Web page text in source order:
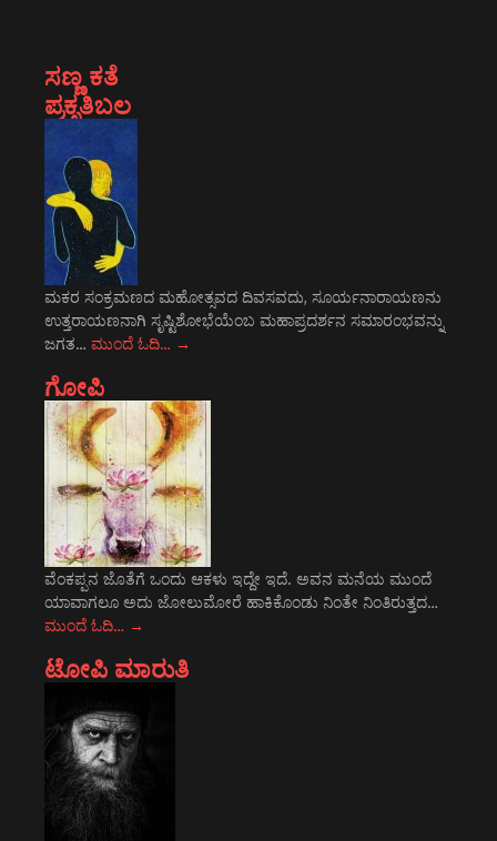
ಸಣ್ಣ ಕತೆ
ಪ್ರಕೃತಿಬಲ
ಮಕರ ಸಂಕ್ರಮಣದ ಮಹೋತ್ಸವದ ದಿವಸವದು, ಸೂರ್ಯನಾರಾಯಣನು
ಉತ್ತರಾಯಣನಾಗಿ ಸೃಷ್ಟಿಶೋಭೆಯೆಂಬ ಮಹಾಪ್ರದರ್ಶನ ಸಮಾರಂಭವನ್ನು
ಜಗತ… ಮುಂದೆ ಓದಿ… →
ಗೋಪಿ
ವೆಂಕಪ್ಪನ ಜೊತೆಗೆ ಒಂದು ಆಕಳು ಇದ್ದೇ ಇದೆ. ಅವನ ಮನೆಯ ಮುಂದೆ
ಯಾವಾಗಲೂ ಅದು ಜೋಲುಮೋರೆ ಹಾಕಿಕೊಂಡು ನಿಂತೇ ನಿಂತಿರುತ್ತದ…
ಮುಂದೆ ಓದಿ… →
ಟೋಪಿ ಮಾರುತಿ